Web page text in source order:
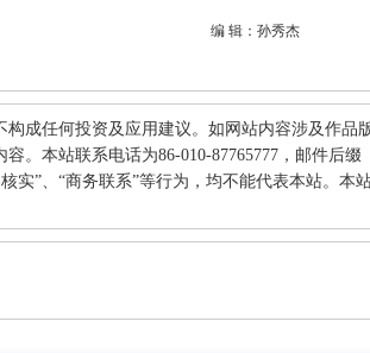
编 辑：孙秀杰
成任何投资及应用建议。如网站内容涉及作品
。本站联系电话为86-010-87765777，邮件后缀
实”、“商务联系”等行为，均不能代表本站。本